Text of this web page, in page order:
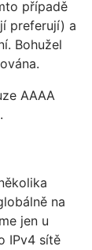
případě
preferují) a
Bohužel
AAAA
na
jen u
IPv4 sítě